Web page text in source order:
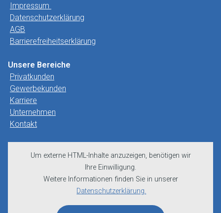
Impressum
Datenschutzerklärung
AGB
Barrierefreiheitserklärung
Unsere Bereiche
Privatkunden
Gewerbekunden
Karriere
Unternehmen
Kontakt
Um externe HTML-Inhalte anzuzeigen, benötigen wir
Ihre Einwilligung.
Weitere Informationen finden Sie in unserer
Datenschutzerklärung.